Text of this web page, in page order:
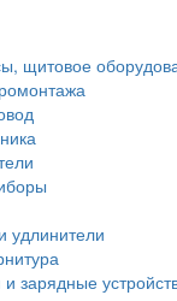
щитовое
удлинители
зарядные